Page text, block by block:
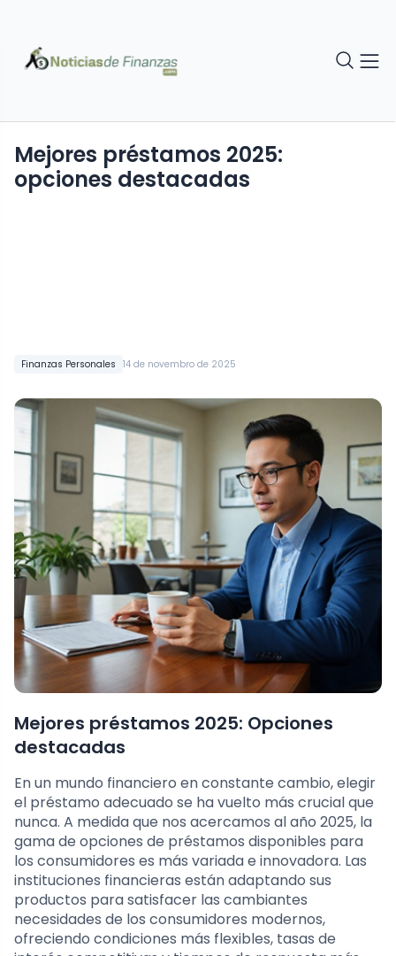
Finanzas Personales 14 de novembro de 2025
Mejores préstamos 2025:
opciones destacadas
Mejores préstamos 2025: Opciones
destacadas
En un mundo financiero en constante cambio, elegir
el préstamo adecuado se ha vuelto más crucial que
nunca. A medida que nos acercamos al año 2025, la
gama de opciones de préstamos disponibles para
los consumidores es más variada e innovadora. Las
instituciones financieras están adaptando sus
productos para satisfacer las cambiantes
necesidades de los consumidores modernos,
ofreciendo condiciones más flexibles, tasas de